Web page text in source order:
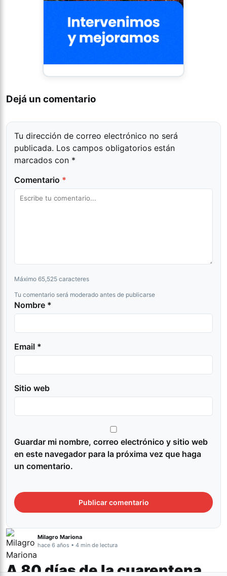
Dejá un comentario
Tu dirección de correo electrónico no será
publicada. Los campos obligatorios están
marcados con *
Comentario *
Máximo 65,525 caracteres
Tu comentario será moderado antes de publicarse
Nombre *
Email *
Sitio web
Guardar mi nombre, correo electrónico y sitio web
en este navegador para la próxima vez que haga
un comentario.
Milagro Mariona
hace 6 años • 4 min de lectura
A 80 días de la cuarentena,